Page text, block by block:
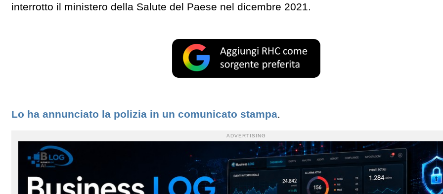
interrotto il ministero della Salute del Paese nel dicembre 2021.
Lo ha annunciato la polizia in un comunicato stampa.
ADVERTISING